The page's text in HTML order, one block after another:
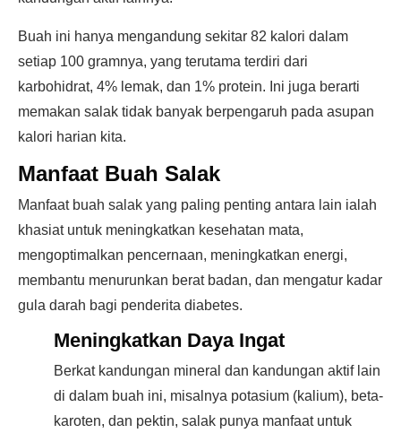
Buah ini hanya mengandung sekitar 82 kalori dalam
setiap 100 gramnya, yang terutama terdiri dari
karbohidrat, 4% lemak, dan 1% protein. Ini juga berarti
memakan salak tidak banyak berpengaruh pada asupan
kalori harian kita.
Manfaat Buah Salak
Manfaat buah salak yang paling penting antara lain ialah
khasiat untuk meningkatkan kesehatan mata,
mengoptimalkan pencernaan, meningkatkan energi,
membantu menurunkan berat badan, dan mengatur kadar
gula darah bagi penderita diabetes.
Meningkatkan Daya Ingat
Berkat kandungan mineral dan kandungan aktif lain
di dalam buah ini, misalnya potasium (kalium), beta-
karoten, dan pektin, salak punya manfaat untuk